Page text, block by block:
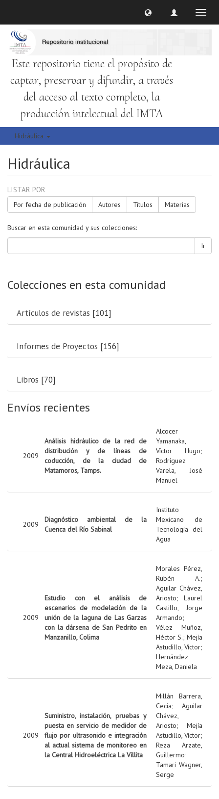
Este repositorio tiene el propósito de
captar, preservar y difundir, a través
del acceso al texto completo, la
producción intelectual del IMTA
Hidráulica
Hidráulica
LISTAR POR
Por fecha de publicación Autores Títulos Materias
Buscar en esta comunidad y sus colecciones:
Ir
Colecciones en esta comunidad
Artículos de revistas [101]
Informes de Proyectos [156]
Libros [70]
Envíos recientes
2009
Análisis hidráulico de la red de
distribución y de líneas de
coducción, de la ciudad de
Matamoros, Tamps.
Alcocer
Yamanaka,
Víctor Hugo;
Rodríguez
Varela, José
Manuel
2009
Diagnóstico ambiental de la
Cuenca del Río Sabinal
Instituto
Mexicano de
Tecnología del
Agua
2009
Estudio con el análisis de
escenarios de modelación de la
unión de la laguna de Las Garzas
con la dársena de San Pedrito en
Manzanillo, Colima
Morales Pérez,
Rubén A.;
Aguilar Chávez,
Ariosto; Laurel
Castillo, Jorge
Armando;
Vélez Muñoz,
Héctor S.; Mejía
Astudillo, Víctor;
Hernández
Meza, Daniela
2009
Suministro, instalación, pruebas y
puesta en servicio de medidor de
flujo por ultrasonido e integración
al actual sistema de monitoreo en
la Central Hidroeléctrica La Villita
Millán Barrera,
Cecia; Aguilar
Chávez,
Ariosto; Mejía
Astudillo, Víctor;
Reza Arzate,
Guillermo;
Tamari Wagner,
Serge